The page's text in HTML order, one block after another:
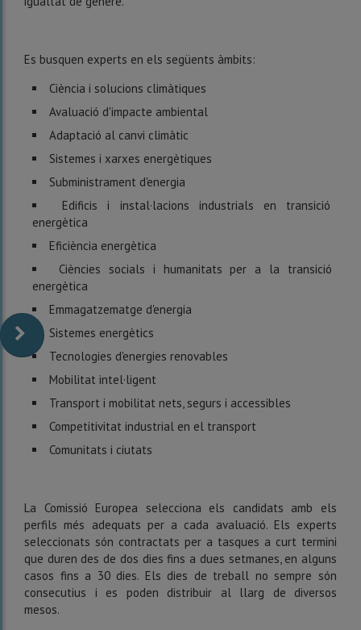
Es busquen experts en els següents àmbits:
Ciència i solucions climàtiques
Avaluació d'impacte ambiental
Adaptació al canvi climàtic
Sistemes i xarxes energètiques
Subministrament d'energia
Edificis i instal·lacions industrials en transició
energètica
Eficiència energètica
Ciències socials i humanitats per a la transició
energètica
Emmagatzematge d'energia
Sistemes energètics
Tecnologies d'energies renovables
Mobilitat intel·ligent
Transport i mobilitat nets, segurs i accessibles
Competitivitat industrial en el transport
Comunitats i ciutats
La Comissió Europea selecciona els candidats amb els
perfils més adequats per a cada avaluació. Els experts
seleccionats són contractats per a tasques a curt termini
que duren des de dos dies fins a dues setmanes, en alguns
casos fins a 30 dies. Els dies de treball no sempre són
consecutius i es poden distribuir al llarg de diversos
mesos.